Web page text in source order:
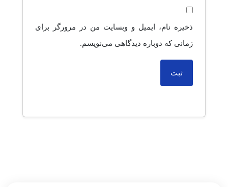
ذخیره نام، ایمیل و وبسایت من در مرورگر برای
زمانی که دوباره دیدگاهی می‌نویسم.